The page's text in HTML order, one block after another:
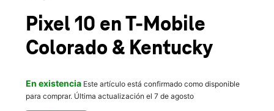
location_on
925 S Colorado Blvd Denver, CO 80246
Pixel 10 en T-Mobile
Colorado & Kentucky
En existencia Este artículo está confirmado como disponible
para comprar. Última actualización el 7 de agosto